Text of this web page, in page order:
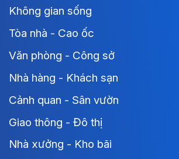
Không gian sống
Tòa nhà - Cao ốc
Văn phòng - Công sở
Nhà hàng - Khách sạn
Cảnh quan - Sân vườn
Giao thông - Đô thị
Nhà xưởng - Kho bãi